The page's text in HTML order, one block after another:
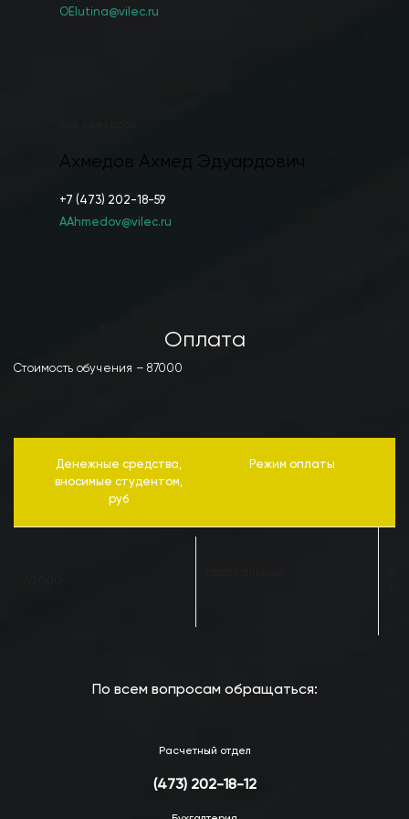
OElutina@vilec.ru
Ахмедов Ахмед Эдуардович
+7 (473) 202-18-59
AAhmedov@vilec.ru
Оплата
Стоимость обучения – 87000
Денежные средства,
вносимые студентом,
руб
Режим оплаты
По всем вопросам обращаться:
Расчетный отдел
(473) 202-18-12